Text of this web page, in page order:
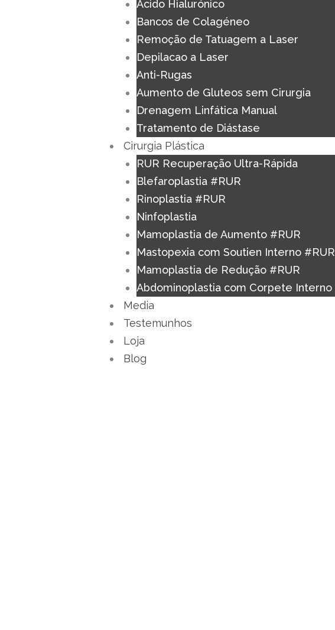
Acido Hialurónico
Bancos de Colagéneo
Remoção de Tatuagem a Laser
Depilacao a Laser
Anti-Rugas
Aumento de Gluteos sem Cirurgia
Drenagem Linfática Manual
Tratamento de Diástase
Cirurgia Plástica
RUR Recuperação Ultra-Rápida
Blefaroplastia #RUR
Rinoplastia #RUR
Ninfoplastia
Mamoplastia de Aumento #RUR
Mastopexia com Soutien Interno #RUR
Mamoplastia de Redução #RUR
Abdominoplastia com Corpete Interno
Media
Testemunhos
Loja
Blog